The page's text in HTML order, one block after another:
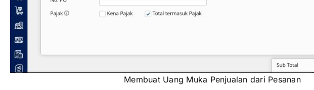
Membuat Uang Muka Penjualan dari Pesanan